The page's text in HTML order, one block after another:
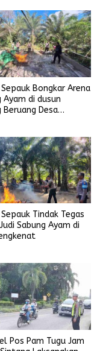
Bongkar Arena
Ayam di dusun
Beruang Desa
Tindak Tegas
Sabung Ayam di
Pos Pam Tugu Jam